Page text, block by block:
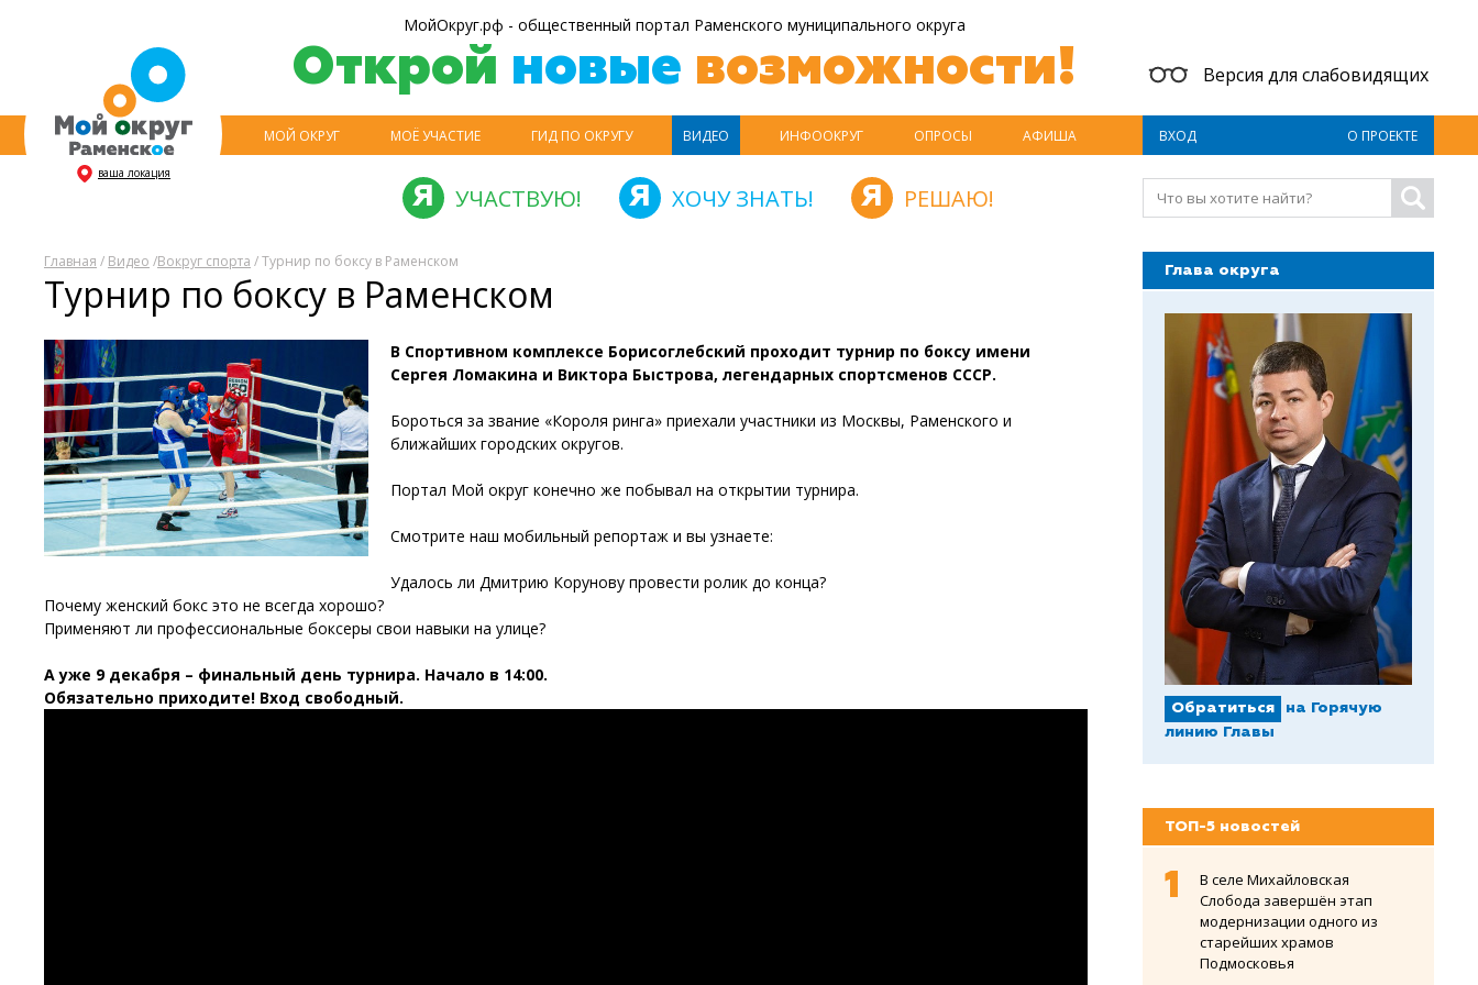
ваша локация
МойОкруг.рф - общественный портал Раменского муниципального округа
Открой новые возможности! Версия для слабовидящих
МОЙ ОКРУГ МОЁ УЧАСТИЕ ГИД ПО ОКРУГУ ВИДЕО ИНФООКРУГ ОПРОСЫ АФИША ВХОД О ПРОЕКТЕ
УЧАСТВУЮ! ХОЧУ ЗНАТЬ! РЕШАЮ!
Главная / Видео /Вокруг спорта / Турнир по боксу в Раменском
Турнир по боксу в Раменском
В Спортивном комплексе Борисоглебский проходит турнир по боксу имени
Сергея Ломакина и Виктора Быстрова, легендарных спортсменов СССР.
Бороться за звание «Короля ринга» приехали участники из Москвы, Раменского и
ближайших городских округов.
Портал Мой округ конечно же побывал на открытии турнира.
Смотрите наш мобильный репортаж и вы узнаете:
Удалось ли Дмитрию Корунову провести ролик до конца?
Почему женский бокс это не всегда хорошо?
Применяют ли профессиональные боксеры свои навыки на улице?
А уже 9 декабря – финальный день турнира. Начало в 14:00.
Обязательно приходите! Вход свободный.
Глава округа
Обратиться
на Горячую
линию Главы
ТОП-5 новостей
В селе Михайловская
Слобода завершён этап
модернизации одного из
старейших храмов
Подмосковья